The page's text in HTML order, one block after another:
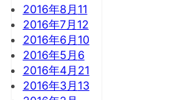
2016年8月 11
2016年7月 12
2016年6月 10
2016年5月 6
2016年4月 21
2016年3月 13